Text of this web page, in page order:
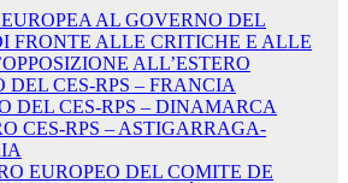
AL GOVERNO DEL
FRONTE ALLE CRITICHE E ALLE
ALL’ESTERO
DEL CES-RPS – FRANCIA
DEL CES-RPS – DINAMARCA
CES-RPS – ASTIGARRAGA-
EUROPEO DEL COMITE DE